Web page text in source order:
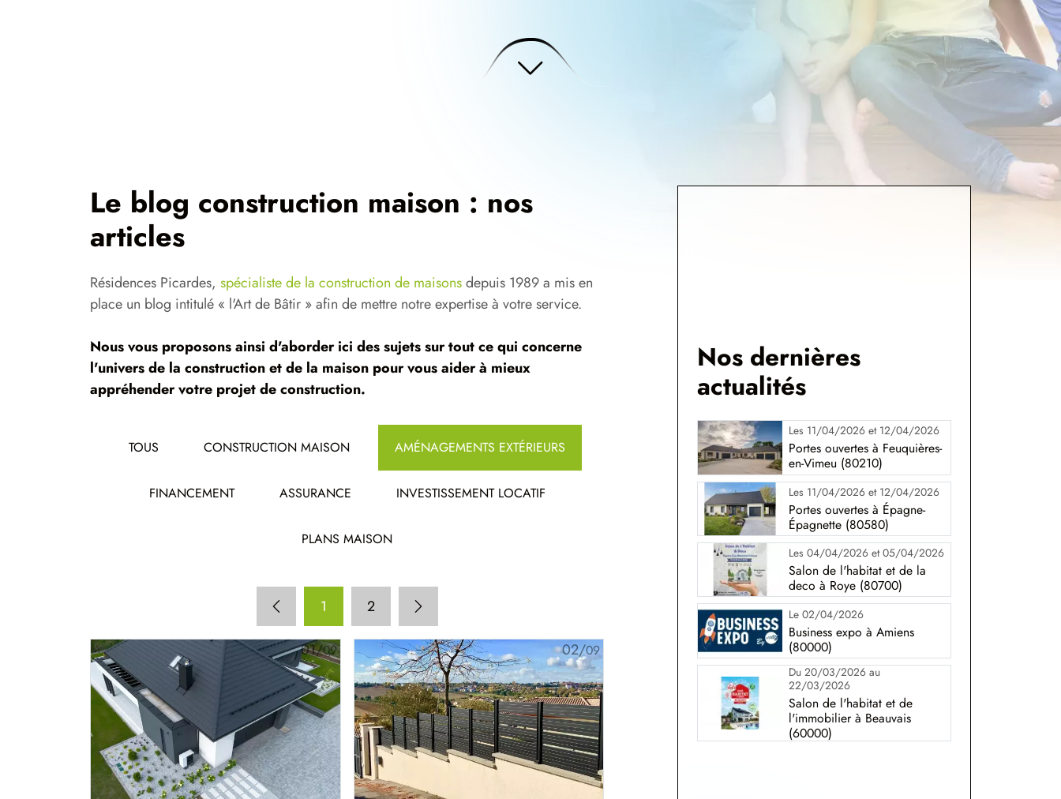
Le blog construction maison : nos
articles
Résidences Picardes, spécialiste de la construction de maisonsdepuis 1989 a mis en
place un blog intitulé « l'Art de Bâtir » afin de mettre notre expertise à votre service.
Nous vous proposons ainsi d'aborder ici des sujets sur tout ce qui concerne
l'univers de la construction et de la maison pour vous aider à mieux
appréhender votre projet de construction.
TOUS CONSTRUCTION MAISON AMÉNAGEMENTS EXTÉRIEURS
FINANCEMENT ASSURANCE INVESTISSEMENT LOCATIF
PLANS MAISON
1 2
01/09 02/09
Nos dernières
actualités
Les 11/04/2026 et 12/04/2026
Portes ouvertes à Feuquières-
en-Vimeu (80210)
Les 11/04/2026 et 12/04/2026
Portes ouvertes à Épagne-
Épagnette (80580)
Les 04/04/2026 et 05/04/2026
Salon de l'habitat et de la
deco à Roye (80700)
Le 02/04/2026
Business expo à Amiens
(80000)
Du 20/03/2026 au
22/03/2026
Salon de l'habitat et de
l'immobilier à Beauvais
(60000)